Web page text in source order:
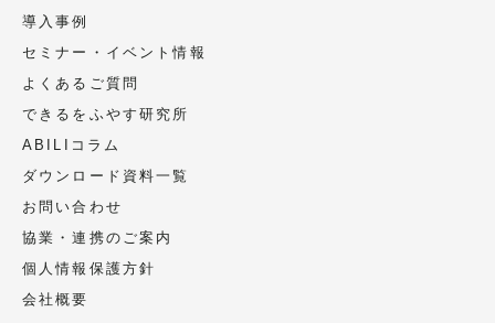
導入事例
セミナー・イベント情報
よくあるご質問
できるをふやす研究所
ABILIコラム
ダウンロード資料一覧
お問い合わせ
協業・連携のご案内
個人情報保護方針
会社概要